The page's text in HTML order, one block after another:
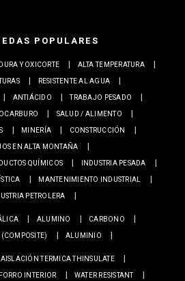
POPULARES
Y OXICORTE
ALTA TEMPERATURA
RESISTENTE AL AGUA
ANTIÁCIDO
TRABAJO PESADO
SALUD / ALIMENTO
MINERÍA
CONSTRUCCIÓN
EN ALTA MONTAÑA
QUÍMICOS
INDUSTRIA PESADA
MANTENIMIENTO INDUSTRIAL
PETROLERA
ALUMINO
CARBONO
ALUMINIO
AISLACIÓN TERMICA THINSULATE
INTERIOR
WATER RESISTANT